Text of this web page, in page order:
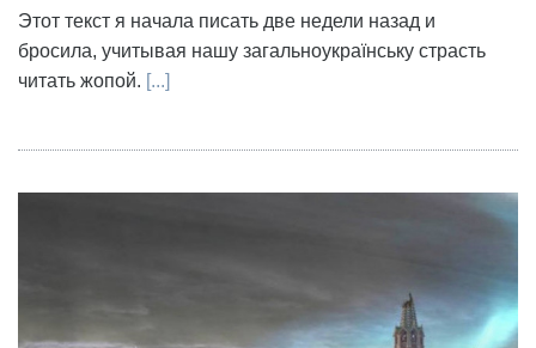
Этот текст я начала писать две недели назад и
бросила, учитывая нашу загальноукраїнську страсть
читать жопой. [...]